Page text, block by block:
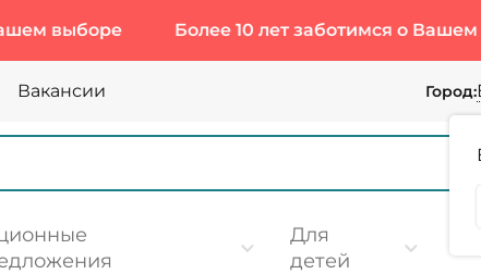
Более 10 лет заботимся о Вашем
Вакансии Город:
Для
детей